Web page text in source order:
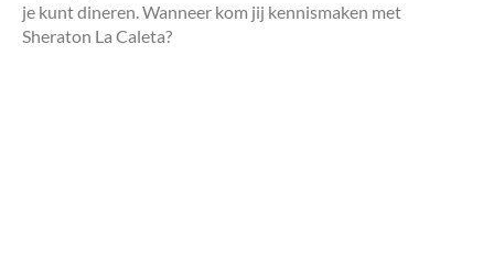
je kunt dineren. Wanneer kom jij kennismaken met
Sheraton La Caleta?